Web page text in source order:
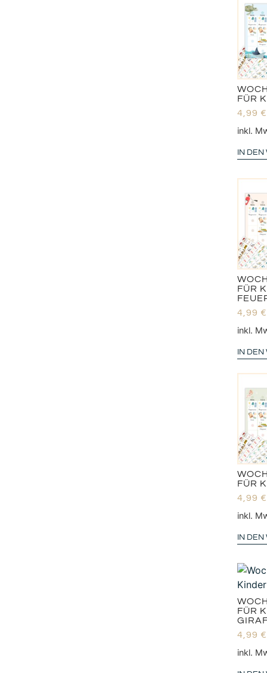
FÜR
4,99 €
inkl.
IN DEN
FÜR
4,99 €
inkl.
IN DEN
FÜR
4,99 €
inkl.
IN DEN
FÜR
4,99 €
inkl.